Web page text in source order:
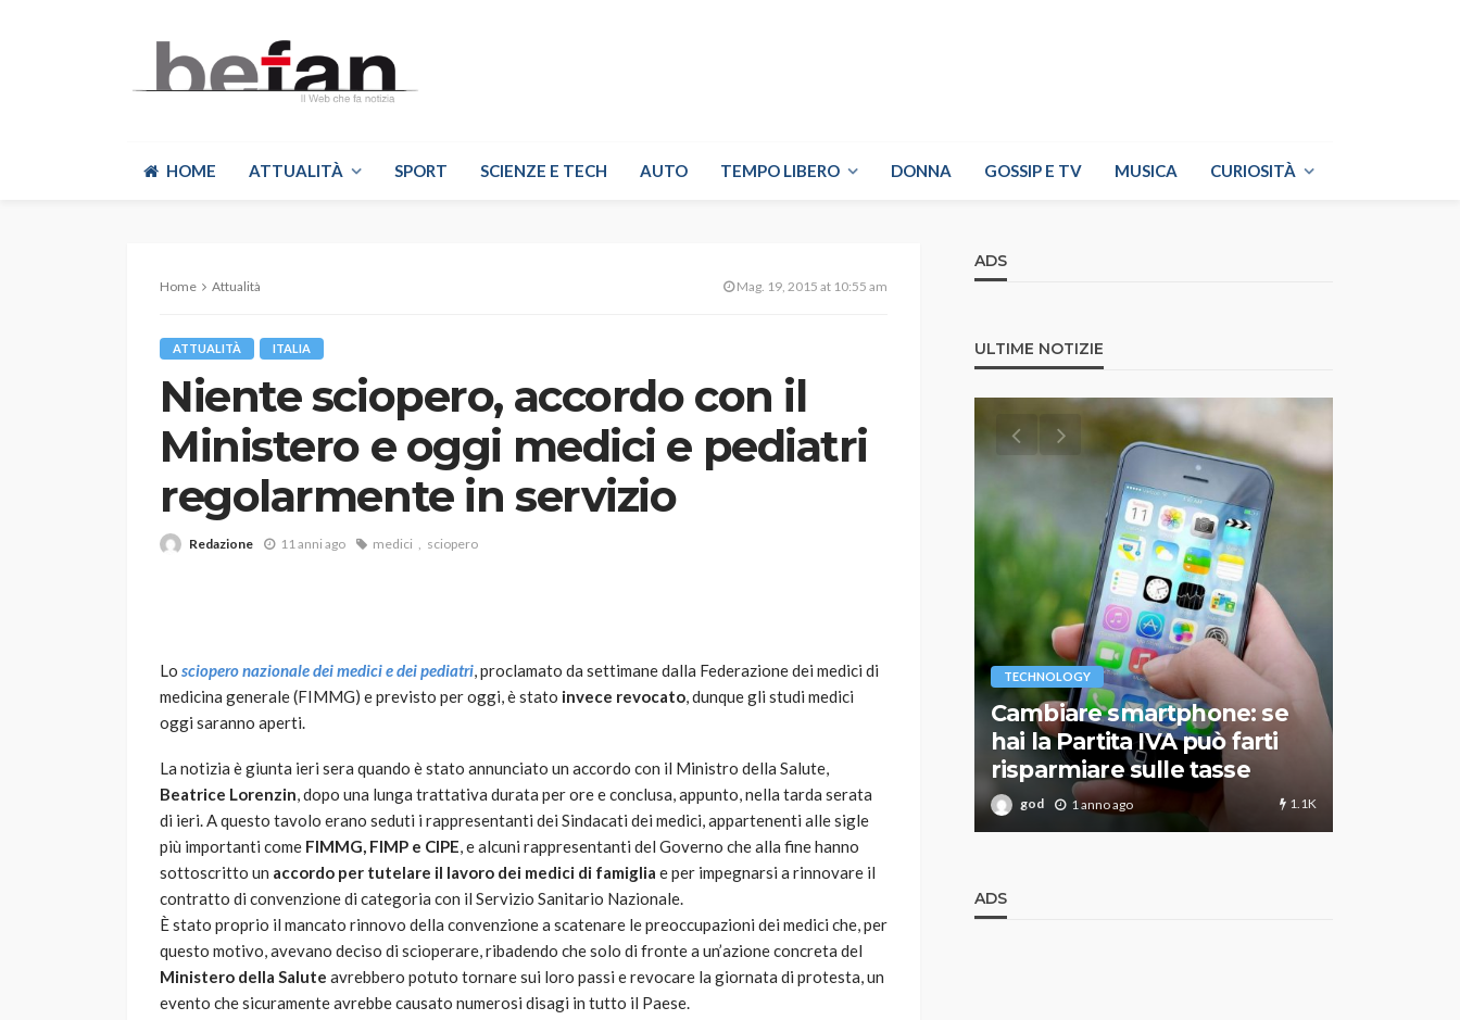
HOME ATTUALITÀ SPORT SCIENZE E TECH AUTO TEMPO LIBERO DONNA GOSSIP E TV MUSICA CURIOSITÀ
Home Attualità Mag. 19, 2015 at 10:55 am
ATTUALITÀ ITALIA
Niente sciopero, accordo con il
Ministero e oggi medici e pediatri
regolarmente in servizio
Redazione 11 anni ago medici sciopero
Lo sciopero nazionale dei medici e dei pediatri, proclamato da settimane dalla Federazione dei medici di
medicina generale (FIMMG) e previsto per oggi, è stato invece revocato, dunque gli studi medici
oggi saranno aperti.
La notizia è giunta ieri sera quando è stato annunciato un accordo con il Ministro della Salute,
Beatrice Lorenzin, dopo una lunga trattativa durata per ore e conclusa, appunto, nella tarda serata
di ieri. A questo tavolo erano seduti i rappresentanti dei Sindacati dei medici, appartenenti alle sigle
più importanti come FIMMG, FIMP e CIPE, e alcuni rappresentanti del Governo che alla fine hanno
sottoscritto un accordo per tutelare il lavoro dei medici di famiglia e per impegnarsi a rinnovare il
contratto di convenzione di categoria con il Servizio Sanitario Nazionale.
È stato proprio il mancato rinnovo della convenzione a scatenare le preoccupazioni dei medici che, per
questo motivo, avevano deciso di scioperare, ribadendo che solo di fronte a un’azione concreta del
Ministero della Salute avrebbero potuto tornare sui loro passi e revocare la giornata di protesta, un
evento che sicuramente avrebbe causato numerosi disagi in tutto il Paese.
ADS
ULTIME NOTIZIE
VARIE
scegliere per il tuo prato
god 1 anno ago 791
Davis: tennis mondiale e
passione per
abbracciano la stessa causa
god 9 mesi ago
TECHNOLOGY
Cambiare smartphone: se
hai la Partita IVA può farti
risparmiare sulle tasse
god 1 anno ago 1.1K
ADS